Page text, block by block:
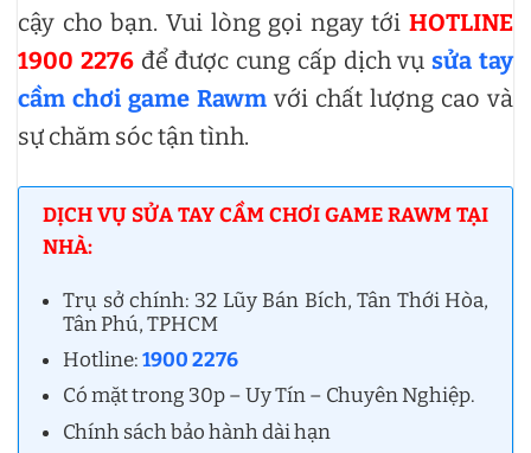
cậy cho bạn. Vui lòng gọi ngay tới HOTLINE
1900 2276để được cung cấp dịch vụsửa tay
cầm chơi game Rawm với chất lượng cao và
sự chăm sóc tận tình.
DỊCH VỤ SỬA TAY CẦM CHƠI GAME RAWM TẠI
NHÀ:
Trụ sở chính: 32 Lũy Bán Bích, Tân Thới Hòa,
Tân Phú, TPHCM
Hotline:1900 2276
Có mặt trong 30p – Uy Tín – Chuyên Nghiệp.
Chính sách bảo hành dài hạn